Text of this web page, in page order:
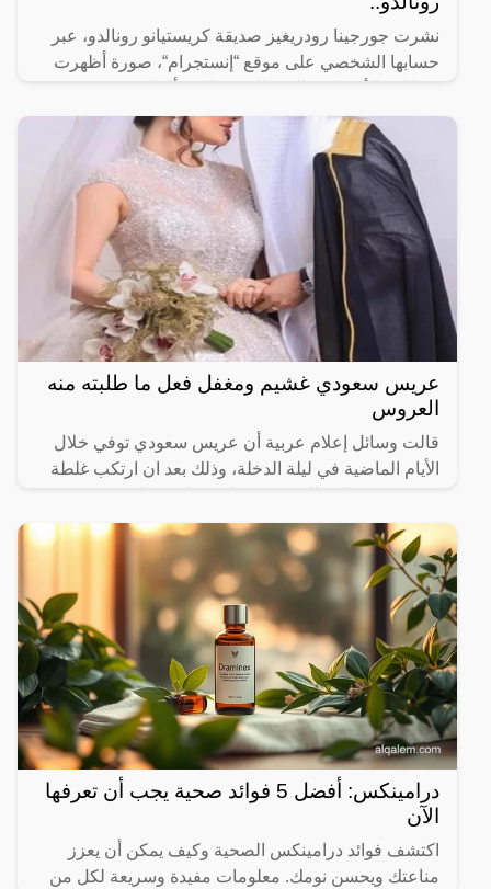
نشرت جورجينا رودريغيز صديقة كريستيانو رونالدو، عبر
حسابها الشخصي على موقع “إنستجرام“، صورة أظهرت
قميص
عريس سعودي غشيم ومغفل فعل ما طلبته منه
العروس
قالت وسائل إعلام عربية أن عريس سعودي توفي خلال
الأيام الماضية في ليلة الدخلة، وذلك بعد ان ارتكب غلطة
متوقعة.وفي
درامينكس: أفضل 5 فوائد صحية يجب أن تعرفها
الآن
اكتشف فوائد درامينكس الصحية وكيف يمكن أن يعزز
مناعتك ويحسن نومك. معلومات مفيدة وسريعة لكل من